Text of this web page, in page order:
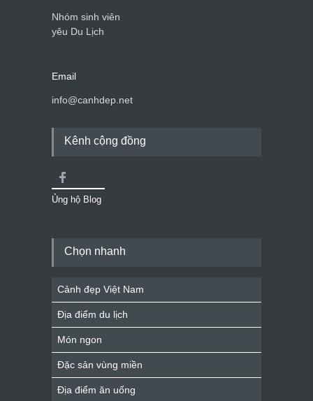
Nhóm sinh viên
yêu Du Lịch
Email
info@canhdep.net
Kênh cộng đồng
Ủng hộ Blog
Chọn nhanh
Cảnh đẹp Việt Nam
Địa điểm du lịch
Món ngon
Đặc sản vùng miền
Địa điểm ăn uống